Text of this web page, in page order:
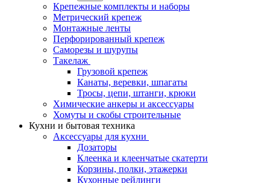
Крепежные комплекты и наборы
Метрический крепеж
Монтажные ленты
Перфорированный крепеж
Саморезы и шурупы
Такелаж
Грузовой крепеж
Канаты, веревки, шпагаты
Тросы, цепи, штанги, крюки
Химические анкеры и аксессуары
Хомуты и скобы строительные
Кухни и бытовая техника
Аксессуары для кухни
Дозаторы
Клеенка и клеенчатые скатерти
Корзины, полки, этажерки
Кухонные рейлинги